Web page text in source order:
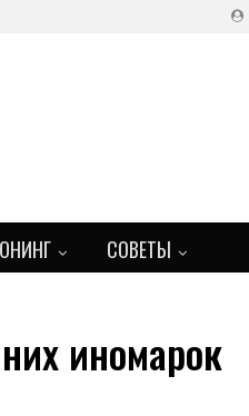
СОВЕТЫ
иномарок